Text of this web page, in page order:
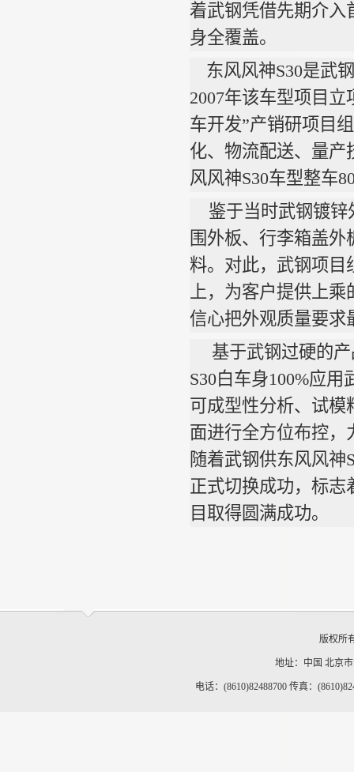
着武钢凭借先期介入
身全覆盖。
东风风神S30是武
2007年该车型项目立
车开发”产销研项目
化、物流配送、量产
风风神S30车型整车
鉴于当时武钢镀锌
围外板、行李箱盖
料。对此，武钢项目
上，为客户提供上乘
信心把外观质量要求
基于武钢过硬的
S30白车身100%应用
可成型性分析、试模
面进行全方位布控，
随着武钢供东风风神
正式切换成功，标志
目取得圆满成功。
版权所
地址：中国 北京
电话：(8610)82488700 传真：